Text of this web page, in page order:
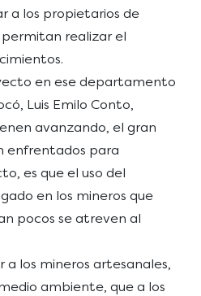
a los propietarios de
realizar el
en ese departamento
Luis Emilo Conto,
avanzando, el gran
enfrentados para
es que el uso del
en los mineros que
pocos se atreven al
a los mineros artesanales,
ambiente, que a los